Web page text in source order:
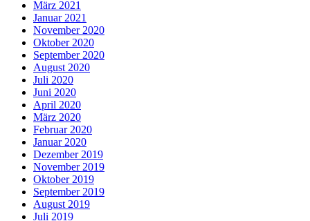
März 2021
Januar 2021
November 2020
Oktober 2020
September 2020
August 2020
Juli 2020
Juni 2020
April 2020
März 2020
Februar 2020
Januar 2020
Dezember 2019
November 2019
Oktober 2019
September 2019
August 2019
Juli 2019